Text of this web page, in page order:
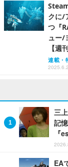
クに/
つ『
ュー/
【週
連載・
三
記
『
EA